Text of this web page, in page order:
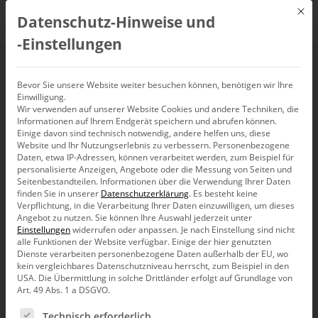
Planung mit
DeltaMaster
(15.01.2020)
15. Januar 2020, 11:00–12:00Uhr
Mit
Datenschutz-Hinweise und
‑Einstellungen
Bevor Sie unsere Website weiter besuchen können, benötigen wir Ihre
Einwilligung.
Wir verwenden auf unserer Website Cookies und andere Techniken, die
Informationen auf Ihrem Endgerät speichern und abrufen können.
Einige davon sind technisch notwendig, andere helfen uns, diese
Website und Ihr Nutzungserlebnis zu verbessern. Personenbezogene
Daten, etwa IP-Adressen, können verarbeitet werden, zum Beispiel für
personalisierte Anzeigen, Angebote oder die Messung von Seiten und
Seitenbestandteilen. Informationen über die Verwendung Ihrer Daten
finden Sie in unserer Datenschutzerklärung. Es besteht keine
Verpflichtung, in die Verarbeitung Ihrer Daten einzuwilligen, um dieses
Angebot zu nutzen.Sie können Ihre Auswahl jederzeit unter
Einstellungenwiderrufen oder anpassen. Je nach Einstellung sind nicht
alle Funktionen der Website verfügbar. Einige der hier genutzten
Dienste verarbeiten personenbezogene Daten außerhalb der EU, wo
kein vergleichbares Datenschutzniveau herrscht, zum Beispiel in den
USA. Die Übermittlung in solche Drittländer erfolgt auf Grundlage von
Art. 49 Abs. 1 a DSGVO.
Es folgt eine Liste der Service-Gruppen, für die eine